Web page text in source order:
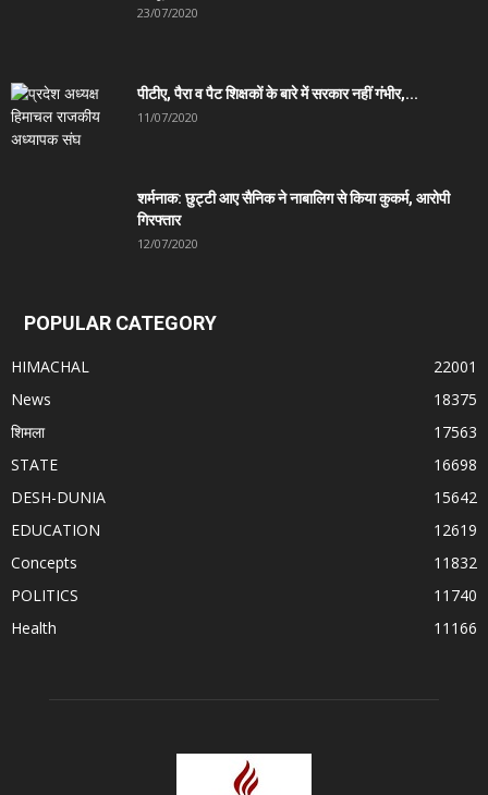
23/07/2020
पीटीए, पैरा व पैट शिक्षकों के बारे में सरकार नहीं गंभीर,...
11/07/2020
शर्मनाक: छुट्टी आए सैनिक ने नाबालिग से किया कुकर्म, आरोपी
गिरफ्तार
12/07/2020
POPULAR CATEGORY
HIMACHAL
22001
News
18375
शिमला
17563
STATE
16698
DESH-DUNIA
15642
EDUCATION
12619
Concepts
11832
POLITICS
11740
Health
11166